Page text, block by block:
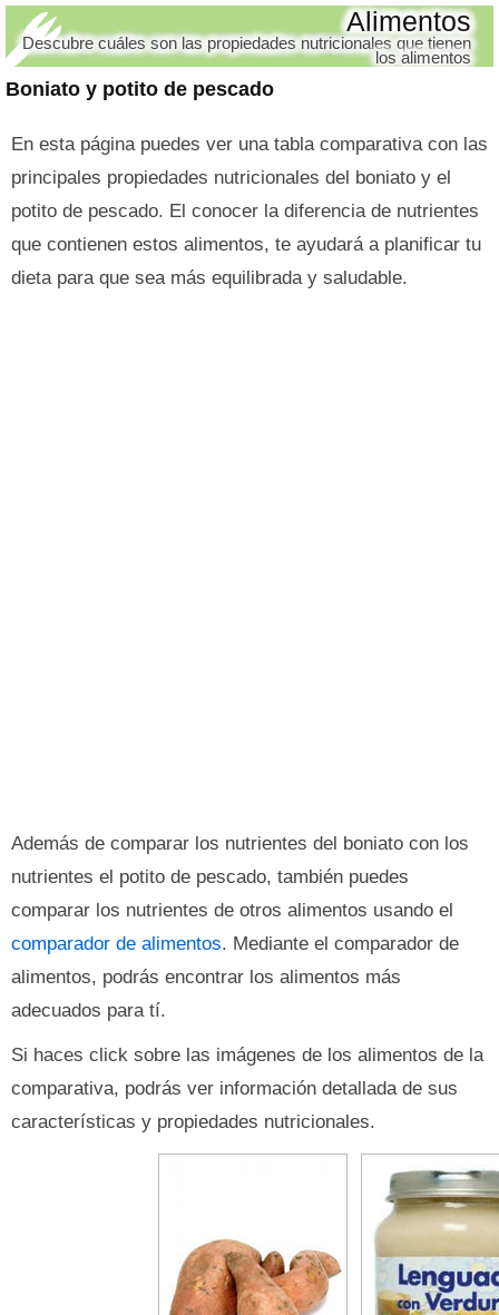
Boniato y potito de pescado
Alimentos
Descubre cuáles son las propiedades nutricionales que tienen
los alimentos
En esta página puedes ver una tabla comparativa con las
principales propiedades nutricionales del boniato y el
potito de pescado. El conocer la diferencia de nutrientes
que contienen estos alimentos, te ayudará a planificar tu
dieta para que sea más equilibrada y saludable.
Además de comparar los nutrientes del boniato con los
nutrientes el potito de pescado, también puedes
comparar los nutrientes de otros alimentos usando el
comparador de alimentos. Mediante el comparador de
alimentos, podrás encontrar los alimentos más
adecuados para tí.
Si haces click sobre las imágenes de los alimentos de la
comparativa, podrás ver información detallada de sus
características y propiedades nutricionales.